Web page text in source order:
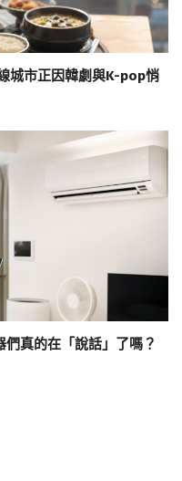
城市正因韓劇與K-pop悄
真的在「說話」了嗎？